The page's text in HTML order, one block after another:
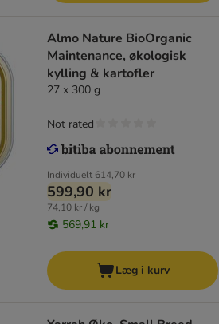
Almo Nature BioOrganic
Maintenance, økologisk
kylling & kartofler
27 x 300 g
Individuelt 614,70 kr
599,90 kr
74,10 kr / kg
569,91 kr
Not rated
Læg i kurv